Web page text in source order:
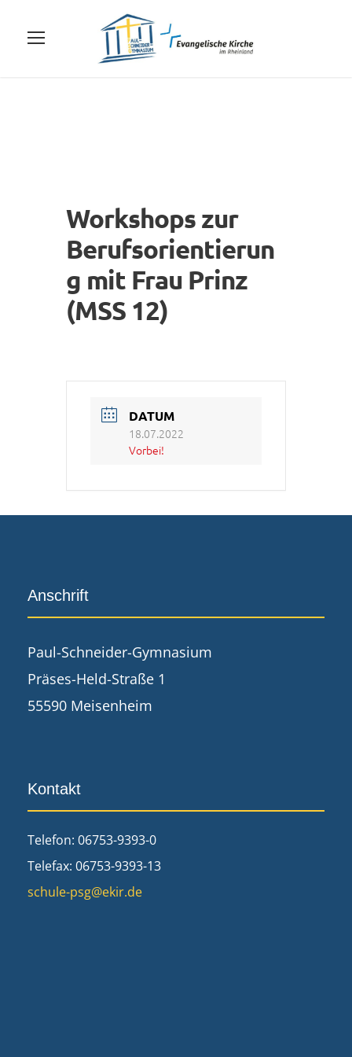
Workshops zur
Berufsorientierun
g mit Frau Prinz
(MSS 12)
DATUM
18.07.2022
Vorbei!
Anschrift
Paul-Schneider-Gymnasium
Präses-Held-Straße 1
55590 Meisenheim
Kontakt
Telefon: 06753-9393-0
Telefax: 06753-9393-13
schule-psg@ekir.de